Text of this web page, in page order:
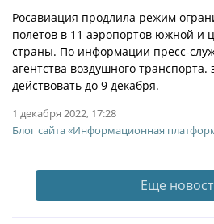
Росавиация продлила режим
полетов в 11 аэропортов южной и
страны. По информации пресс-
агентства воздушного транспорта.
действовать до 9 декабря.
1 декабря 2022, 17:28
Блог сайта «Информационная
Еще